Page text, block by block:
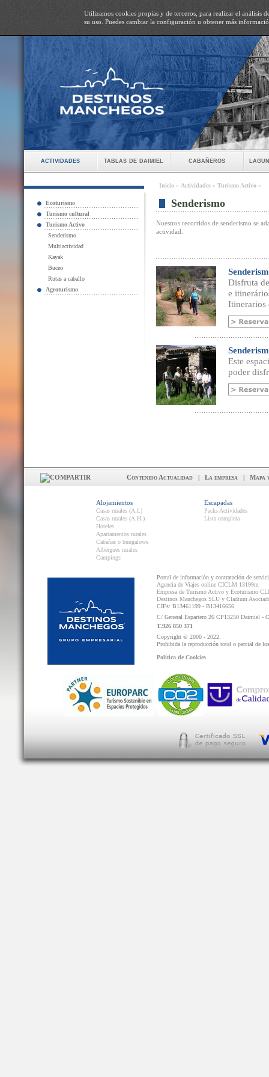
Utilizamos cookies propias y de terceros, para realizar el análisis
su uso. Puedes cambiar la configuración u obtener más
actividades tablas de daimiel cabañeros
Ecoturismo
Turismo cultural
Turismo Activo
Senderismo
Multiactividad
Kayak
Buceo
Rutas a caballo
Agroturismo
Inicio » Actividades » Turismo Activo »
Senderismo
Nuestros recorridos de senderismo se
actividad.
Disfruta
e
Itinerarios
Este
poder
Contenido Actualidad | La empresa | Mapa
Alojamientos
Casas rurales (A.I.)
Casas rurales (A.H.)
Hoteles
Apartamentos rurales
Cabañas o bungalows
Albergues rurales
Campings
Escapadas
Packs Actividades
Lista completa
Portal de información y contratación de
Agencia de Viajes online CICLM 13199m
Empresa de Turismo Activo y Ecoturismo
Destinos Manchegos SLU y Cladium
CIFs: B13461199 - B13416656
C/ General Espartero 26 CP13250 Daimiel -
T.926 850 371
Copyright © 2000 - 2022.
Prohibida la reproducción total o parcial de
Política de Cookies